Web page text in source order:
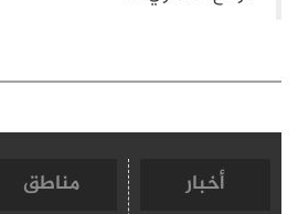
أخبار مناطق